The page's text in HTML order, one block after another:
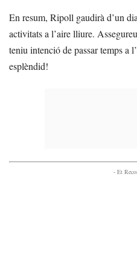
En resum, Ripoll gaudirà d’un
activitats a l’aire lliure.
teniu intenció de passar temps a
esplèndid!
- Et